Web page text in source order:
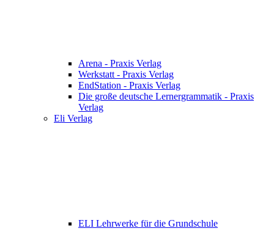
Arena - Praxis Verlag
Werkstatt - Praxis Verlag
EndStation - Praxis Verlag
Die große deutsche Lernergrammatik - Praxis
Verlag
Eli Verlag
ELI Lehrwerke für die Grundschule